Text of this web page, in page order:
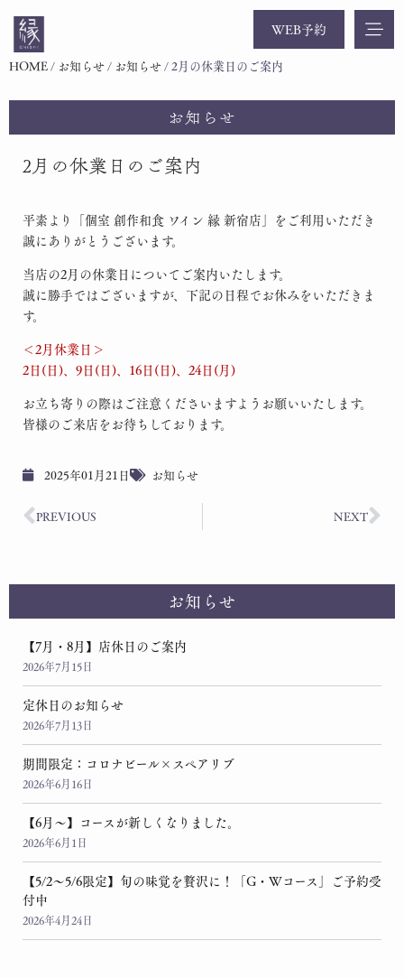
WEB予約
HOME/ お知らせ/ お知らせ/2月の休業日のご案内
お知らせ
2月の休業日のご案内
平素より「個室 創作和食 ワイン 縁 新宿店」をご利用いただき
誠にありがとうございます。
当店の2月の休業日についてご案内いたします。
誠に勝手ではございますが、下記の日程でお休みをいただきま
す。
＜2月休業日＞
2日(日)、9日(日)、16日(日)、24日(月)
お立ち寄りの際はご注意くださいますようお願いいたします。
皆様のご来店をお待ちしております。
2025年01月21日 お知らせ
PREVIOUS NEXT
お知らせ
【7月・8月】店休日のご案内
2026年7月15日
定休日のお知らせ
2026年7月13日
期間限定：コロナビール×スペアリブ
2026年6月16日
【6月～】コースが新しくなりました。
2026年6月1日
【5/2～5/6限定】旬の味覚を贅沢に！「G・Wコース」ご予約受
付中
2026年4月24日